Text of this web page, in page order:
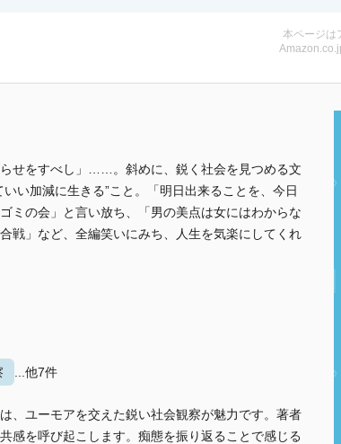
本ページは
せをすべし」……。斜めに、鋭く社会を見つめる文
い加減に生きる”こと。「明日出来ることを、今日
ミの会」と言い放ち、「男の美点は女にはわからな
戦」など、全編笑いにみち、人生を気楽にしてくれ
...他7件
、ユーモアを交えた鋭い社会観察が魅力です。著者
感を呼び起こします。痴態を振り返ることで感じる